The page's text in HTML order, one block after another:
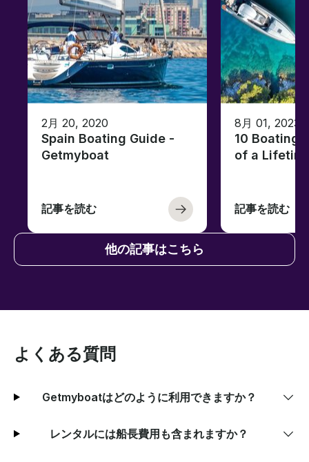
2月 20, 2020
Spain Boating Guide -
Getmyboat
記事を読む
8月 01, 2023
10 Boating
of a
記事を読む
他の記事はこちら
よくある質問
Getmyboatはどのように利用できますか？
レンタルには船長費用も含まれますか？